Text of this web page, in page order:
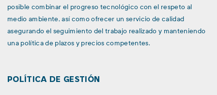
posible combinar el progreso tecnológico con el respeto al
medio ambiente, así como ofrecer un servicio de calidad
asegurando el seguimiento del trabajo realizado y manteniendo
una política de plazos y precios competentes.
POLÍTICA DE GESTIÓN